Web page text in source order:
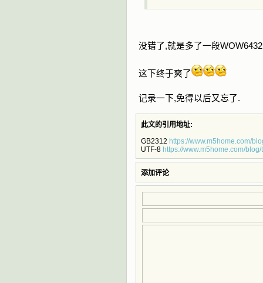
没错了,就是多了一段
这下终于爽了
记录一下,免得以后又忘了.
此文的引用地址:
GB2312 https://www.m5home.com/
UTF-8 https://www.m5home.com/
添加评论